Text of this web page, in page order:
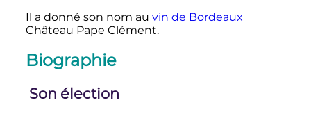
Il a donné son nom au vin de Bordeaux
Château Pape Clément.
Biographie
Son élection